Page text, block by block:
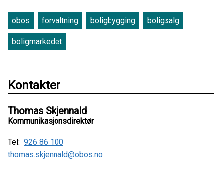
obos forvaltning boligbygging boligsalg
boligmarkedet
Kontakter
Thomas Skjennald
Kommunikasjonsdirektør
Tel: 926 86 100
thomas.skjennald@obos.no